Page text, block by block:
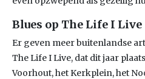
Blues op The Life I Live
Er geven meer buitenlandse
The Life I Live, dat dit jaar
Voorhout, het Kerkplein, het